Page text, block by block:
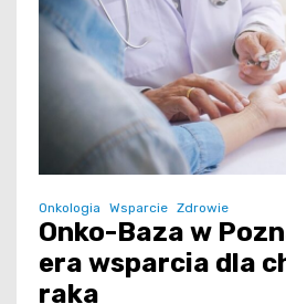
Onkologia Wsparcie Zdrowie
Onko-Baza w
era wsparcia dla
raka